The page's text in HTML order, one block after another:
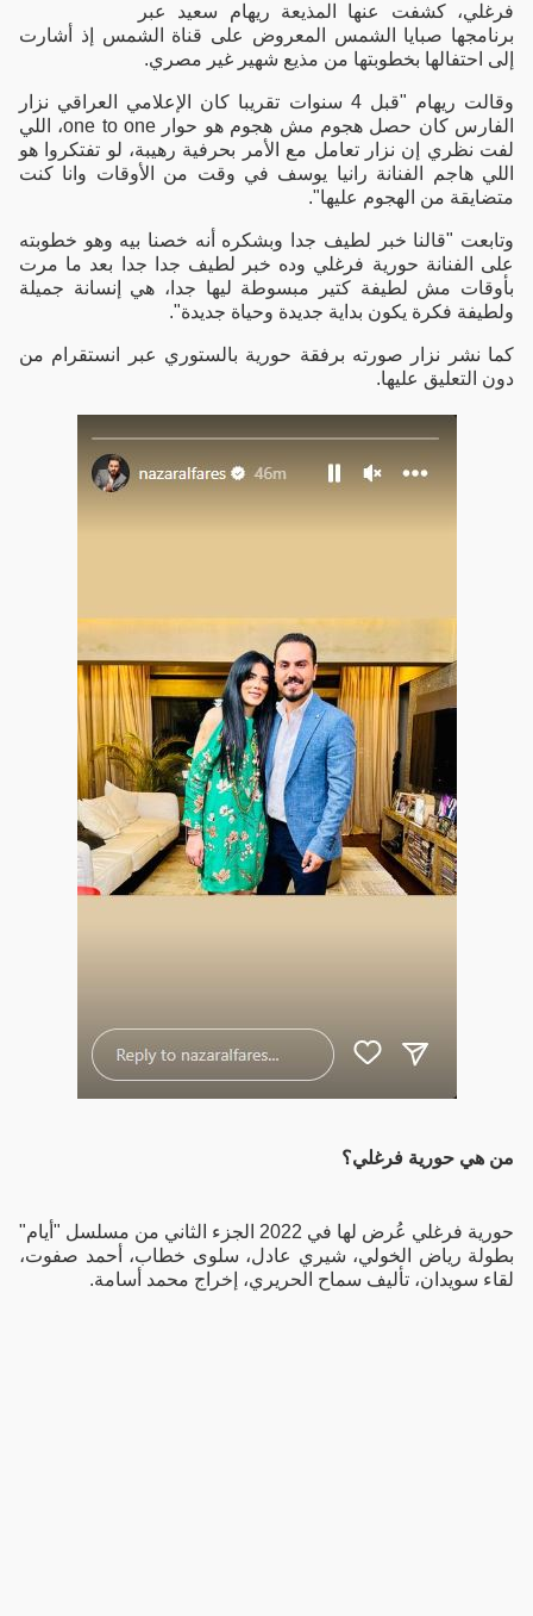
فرغلي، كشفت عنها المذيعة ريهام سعيد عبر
برنامجها صبايا الشمس المعروض على قناة الشمس إذ أشارت
إلى احتفالها بخطوبتها من مذيع شهير غير مصري.
وقالت ريهام "قبل 4 سنوات تقريبا كان الإعلامي العراقي نزار
الفارس كان حصل هجوم مش هجوم هو حوار one to one، اللي
لفت نظري إن نزار تعامل مع الأمر بحرفية رهيبة، لو تفتكروا هو
اللي هاجم الفنانة رانيا يوسف في وقت من الأوقات وانا كنت
متضايقة من الهجوم عليها".
وتابعت "قالنا خبر لطيف جدا وبشكره أنه خصنا بيه وهو خطوبته
على الفنانة حورية فرغلي وده خبر لطيف جدا جدا بعد ما مرت
بأوقات مش لطيفة كتير مبسوطة ليها جدا، هي إنسانة جميلة
ولطيفة فكرة يكون بداية جديدة وحياة جديدة".
كما نشر نزار صورته برفقة حورية بالستوري عبر انستقرام من
دون التعليق عليها.
من هي حورية فرغلي؟
حورية فرغلي عُرض لها في 2022 الجزء الثاني من مسلسل "أيام"
بطولة رياض الخولي، شيري عادل، سلوى خطاب، أحمد صفوت،
لقاء سويدان، تأليف سماح الحريري، إخراج محمد أسامة.